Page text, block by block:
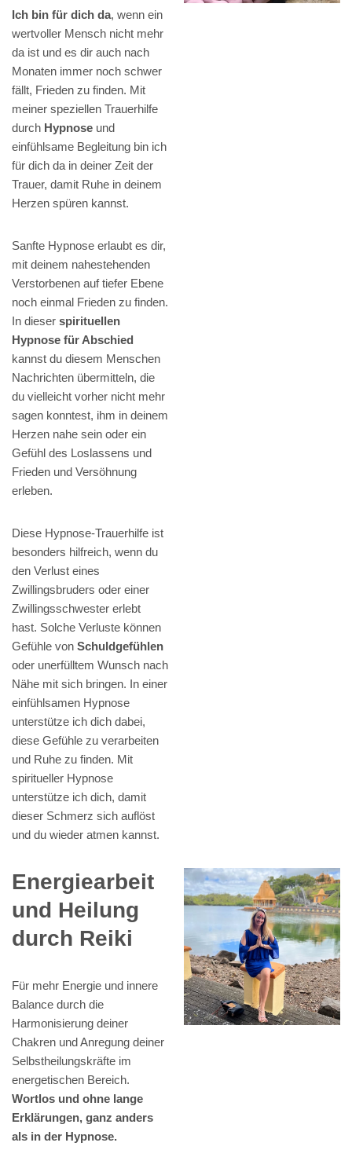
Ich bin für dich da, wenn ein
wertvoller Mensch nicht mehr
da ist und es dir auch nach
Monaten immer noch schwer
fällt, Frieden zu finden. Mit
meiner speziellen Trauerhilfe
durch Hypnose und
einfühlsame Begleitung bin ich
für dich da in deiner Zeit der
Trauer, damit Ruhe in deinem
Herzen spüren kannst.
Sanfte Hypnose erlaubt es dir,
mit deinem nahestehenden
Verstorbenen auf tiefer Ebene
noch einmal Frieden zu finden.
In dieser spirituellen
Hypnose für Abschied
kannst du diesem Menschen
Nachrichten übermitteln, die
du vielleicht vorher nicht mehr
sagen konntest, ihm in deinem
Herzen nahe sein oder ein
Gefühl des Loslassens und
Frieden und Versöhnung
erleben.
Diese Hypnose-Trauerhilfe ist
besonders hilfreich, wenn du
den Verlust eines
Zwillingsbruders oder einer
Zwillingsschwester erlebt
hast. Solche Verluste können
Gefühle von Schuldgefühlen
oder unerfülltem Wunsch nach
Nähe mit sich bringen. In einer
einfühlsamen Hypnose
unterstütze ich dich dabei,
diese Gefühle zu verarbeiten
und Ruhe zu finden. Mit
spiritueller Hypnose
unterstütze ich dich, damit
dieser Schmerz sich auflöst
und du wieder atmen kannst.
Energiearbeit
und Heilung
durch Reiki
Für mehr Energie und innere
Balance durch die
Harmonisierung deiner
Chakren und Anregung deiner
Selbstheilungskräfte im
energetischen Bereich.
Wortlos und ohne lange
Erklärungen, ganz anders
als in der Hypnose.